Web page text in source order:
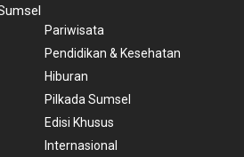
Pariwisata
Pendidikan & Kesehatan
Hiburan
Pilkada Sumsel
Edisi Khusus
Internasional